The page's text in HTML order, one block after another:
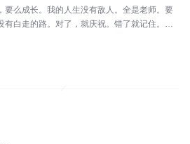
要么成长。我的人生没有敌人。全是老师。要
有白走的路。对了，就庆祝。错了就记住。我